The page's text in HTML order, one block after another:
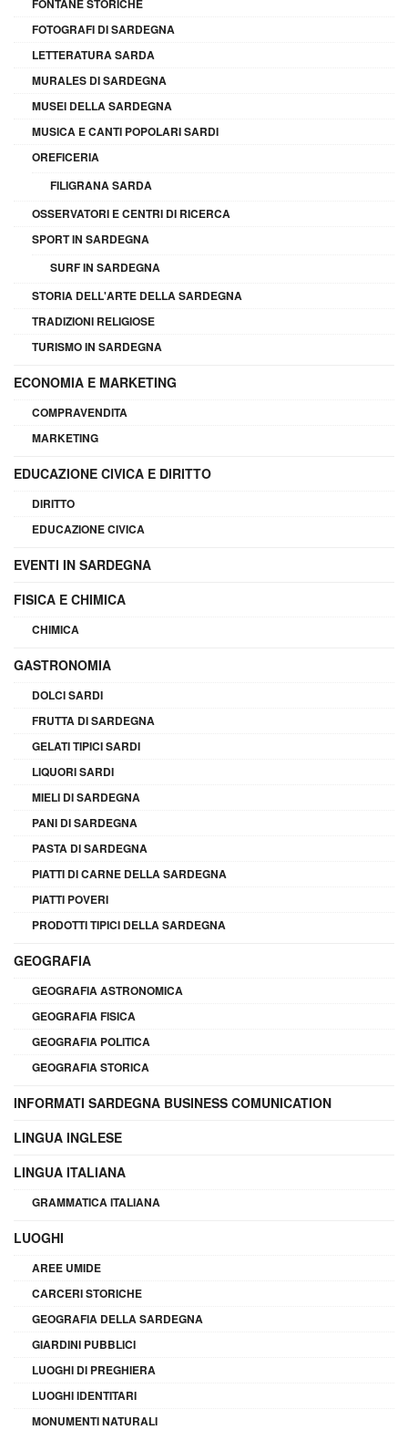
FONTANE STORICHE
FOTOGRAFI DI SARDEGNA
LETTERATURA SARDA
MURALES DI SARDEGNA
MUSEI DELLA SARDEGNA
MUSICA E CANTI POPOLARI SARDI
OREFICERIA
FILIGRANA SARDA
OSSERVATORI E CENTRI DI RICERCA
SPORT IN SARDEGNA
SURF IN SARDEGNA
STORIA DELL'ARTE DELLA SARDEGNA
TRADIZIONI RELIGIOSE
TURISMO IN SARDEGNA
ECONOMIA E MARKETING
COMPRAVENDITA
MARKETING
EDUCAZIONE CIVICA E DIRITTO
DIRITTO
EDUCAZIONE CIVICA
EVENTI IN SARDEGNA
FISICA E CHIMICA
CHIMICA
GASTRONOMIA
DOLCI SARDI
FRUTTA DI SARDEGNA
GELATI TIPICI SARDI
LIQUORI SARDI
MIELI DI SARDEGNA
PANI DI SARDEGNA
PASTA DI SARDEGNA
PIATTI DI CARNE DELLA SARDEGNA
PIATTI POVERI
PRODOTTI TIPICI DELLA SARDEGNA
GEOGRAFIA
GEOGRAFIA ASTRONOMICA
GEOGRAFIA FISICA
GEOGRAFIA POLITICA
GEOGRAFIA STORICA
INFORMATI SARDEGNA BUSINESS COMUNICATION
LINGUA INGLESE
LINGUA ITALIANA
GRAMMATICA ITALIANA
LUOGHI
AREE UMIDE
CARCERI STORICHE
GEOGRAFIA DELLA SARDEGNA
GIARDINI PUBBLICI
LUOGHI DI PREGHIERA
LUOGHI IDENTITARI
MONUMENTI NATURALI